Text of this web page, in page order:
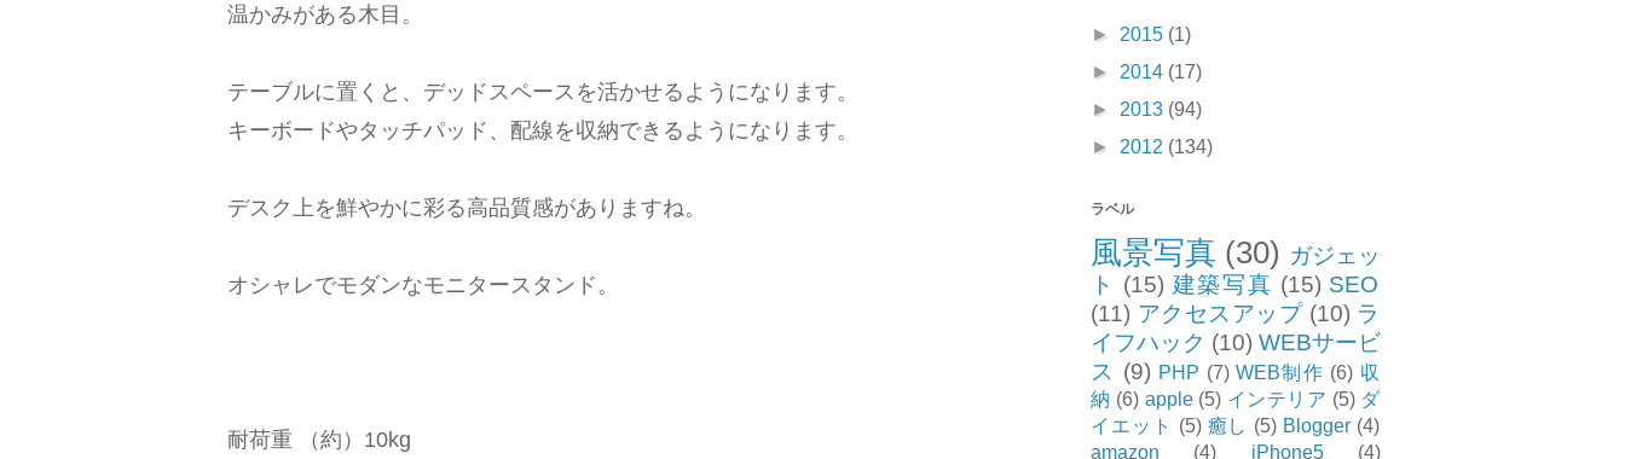
温かみがある木目。
テーブルに置くと、デッドスペースを活かせるようになります。
キーボードやタッチパッド、配線を収納できるようになります。
デスク上を鮮やかに彩る高品質感がありますね。
オシャレでモダンなモニタースタンド。
耐荷重 （約）10kg
► 2015 (1)
► 2014 (17)
► 2013 (94)
► 2012 (134)
ラベル
風景写真 (30) ガジェッ
ト
(15) 建築写真 (15) SEO
(11) アクセスアップ (10) ラ
イフハック (10) WEBサービ
ス (9) PHP (7) WEB制作 (6) 収
納 (6) apple (5) インテリア (5) ダ
イエット
(5) 癒し (5) Blogger (4)
amazon
(4) iPhone5
(4)